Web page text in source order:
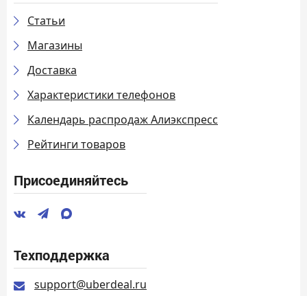
Статьи
Магазины
Доставка
Характеристики телефонов
Календарь распродаж Алиэкспресс
Рейтинги товаров
Присоединяйтесь
Техподдержка
support@uberdeal.ru